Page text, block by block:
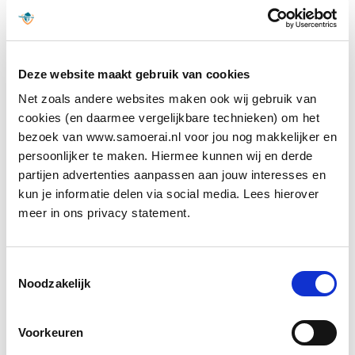
Deze website maakt gebruik van cookies
Net zoals andere websites maken ook wij gebruik van
cookies (en daarmee vergelijkbare technieken) om het
bezoek van www.samoerai.nl voor jou nog makkelijker en
persoonlijker te maken. Hiermee kunnen wij en derde
partijen advertenties aanpassen aan jouw interesses en
kun je informatie delen via social media. Lees hierover
meer in ons privacy statement.
Noodzakelijk
Voorkeuren
dat hij of zijn een
nieuwe bezoeker
is op de website.
Marketing (8)
Marketingcookies worden gebruikt om bezoekers
bezoeken. Hun doel is advertenties weergeven die
individuele gebruiker. Deze advertenties worden